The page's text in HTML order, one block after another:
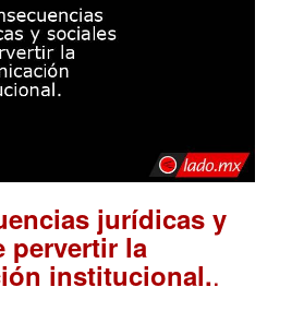
jurídicas y
pervertir la
institucional..